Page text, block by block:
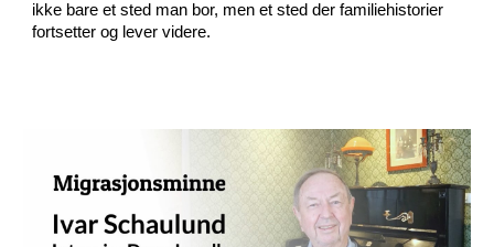
ikke bare et sted man bor, men et sted der familiehistorier
fortsetter og lever videre.